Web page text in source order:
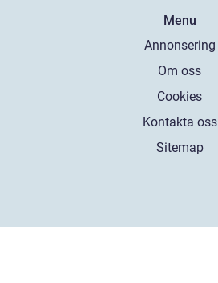
Menu
Annonsering
Om oss
Cookies
Kontakta oss
Sitemap